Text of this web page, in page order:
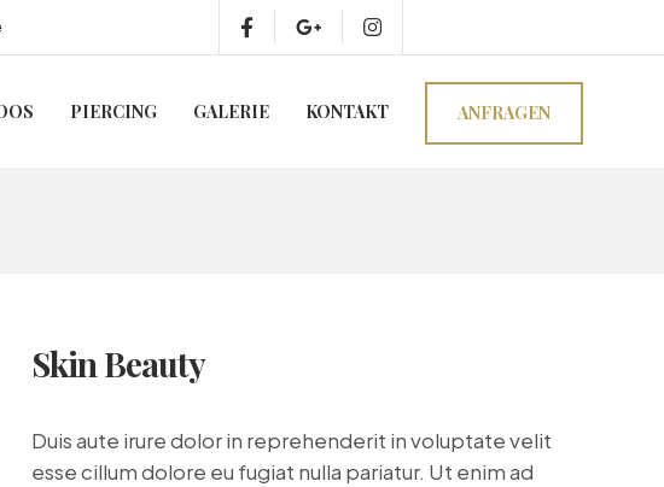
PIERCING GALERIE KONTAKT ANFRAGEN
Skin Beauty
Duis aute irure dolor in reprehenderit in voluptate velit
esse cillum dolore eu fugiat nulla pariatur. Ut enim ad